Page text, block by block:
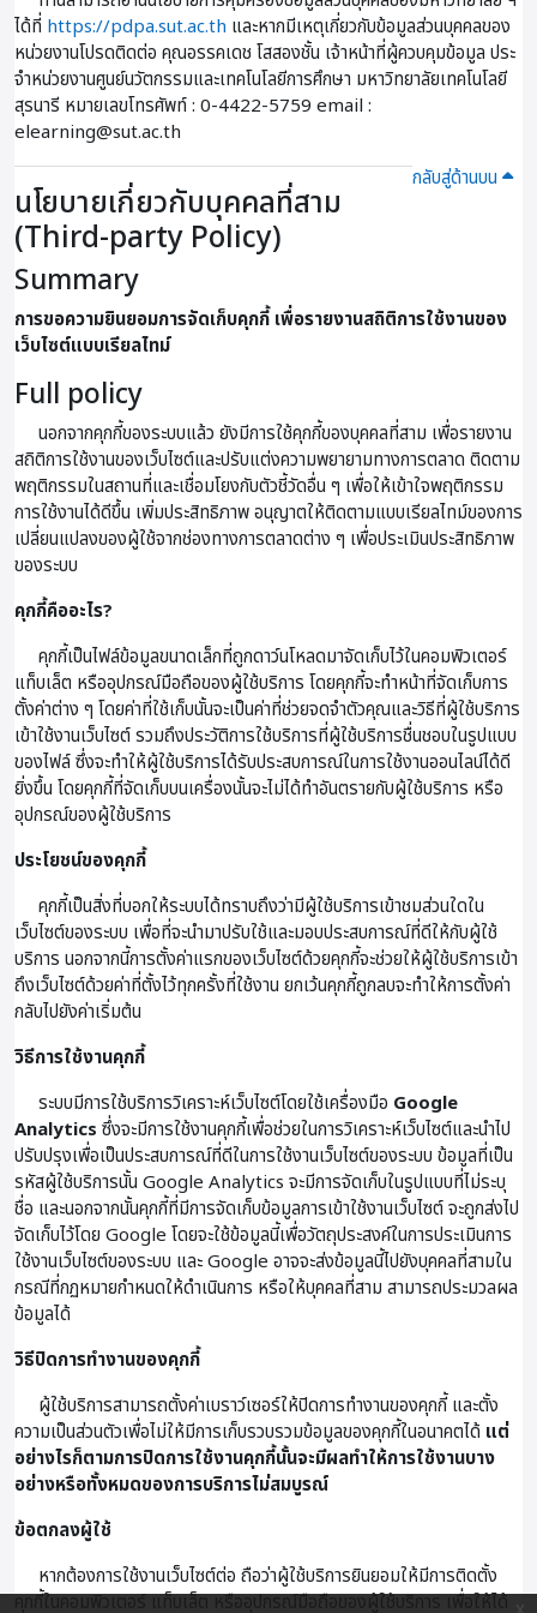
ได้ที่ https://pdpa.sut.ac.th และหากมีเหตุเกี่ยวกับข้อมูลส่วนบุคคลของ
หน่วยงานโปรดติดต่อ คุณอรรคเดช โสสองชั้น เจ้าหน้าที่ผู้ควบคุมข้อมูล ประ
จําหน่วยงานศูนย์นวัตกรรมและเทคโนโลยีการศึกษา มหาวิทยาลัยเทคโนโลยี
สุรนารี หมายเลขโทรศัพท์ : 0-4422-5759 email :
elearning@sut.ac.th
กลับสู่ด้านบน
นโยบายเกี่ยวกับบุคคลที่สาม
(Third-party Policy)
Summary
การขอความยินยอมการจัดเก็บคุกกี้ เพื่อรายงานสถิติการใช้งานของ
เว็บไซต์แบบเรียลไทม์
Full policy
นอกจากคุกกี้ของระบบแล้ว ยังมีการใช้คุกกี้ของบุคคลที่สาม เพื่อรายงาน
สถิติการใช้งานของเว็บไซต์และปรับแต่งความพยายามทางการตลาด ติดตาม
พฤติกรรมในสถานที่และเชื่อมโยงกับตัวชี้วัดอื่น ๆ เพื่อให้เข้าใจพฤติกรรม
การใช้งานได้ดีขึ้น เพิ่มประสิทธิภาพ อนุญาตให้ติดตามแบบเรียลไทม์ของการ
เปลี่ยนแปลงของผู้ใช้จากช่องทางการตลาดต่าง ๆ เพื่อประเมินประสิทธิภาพ
ของระบบ
คุกกี้คืออะไร?
คุกกี้เป็นไฟล์ข้อมูลขนาดเล็กที่ถูกดาว์นโหลดมาจัดเก็บไว้ในคอมพิวเตอร์
แท็บเล็ต หรืออุปกรณ์มือถือของผู้ใช้บริการ โดยคุกกี้จะทำหน้าที่จัดเก็บการ
ตั้งค่าต่าง ๆ โดยค่าที่ใช้เก็บนั้นจะเป็นค่าที่ช่วยจดจำตัวคุณและวิธีที่ผู้ใช้บริการ
เข้าใช้งานเว็บไซต์ รวมถึงประวัติการใช้บริการที่ผู้ใช้บริการชื่นชอบในรูปแบบ
ของไฟล์ ซึ่งจะทำให้ผู้ใช้บริการได้รับประสบการณ์ในการใช้งานออนไลน์ได้ดี
ยิ่งขึ้น โดยคุกกี้ที่จัดเก็บบนเครื่องนั้นจะไม่ได้ทำอันตรายกับผู้ใช้บริการ หรือ
อุปกรณ์ของผู้ใช้บริการ
ประโยชน์ของคุกกี้
คุกกี้เป็นสิ่งที่บอกให้ระบบได้ทราบถึงว่ามีผู้ใช้บริการเข้าชมส่วนใดใน
เว็บไซต์ของระบบ เพื่อที่จะนำมาปรับใช้และมอบประสบการณ์ที่ดีให้กับผู้ใช้
บริการ นอกจากนี้การตั้งค่าแรกของเว็บไซต์ด้วยคุกกี้จะช่วยให้ผู้ใช้บริการเข้า
ถึงเว็บไซต์ด้วยค่าที่ตั้งไว้ทุกครั้งที่ใช้งาน ยกเว้นคุกกี้ถูกลบจะทำให้การตั้งค่า
กลับไปยังค่าเริ่มต้น
วิธีการใช้งานคุกกี้
ระบบมีการใช้บริการวิเคราะห์เว็บไซต์โดยใช้เครื่องมือ Google
Analytics ซึ่งจะมีการใช้งานคุกกี้เพื่อช่วยในการวิเคราะห์เว็บไซต์และนำไป
ปรับปรุงเพื่อเป็นประสบการณ์ที่ดีในการใช้งานเว็บไซต์ของระบบ ข้อมูลที่เป็น
รหัสผู้ใช้บริการนั้น Google Analytics จะมีการจัดเก็บในรูปแบบที่ไม่ระบุ
ชื่อ และนอกจากนั้นคุกกี้ที่มีการจัดเก็บข้อมูลการเข้าใช้งานเว็บไซต์ จะถูกส่งไป
จัดเก็บไว้โดย Google โดยจะใช้ข้อมูลนี้เพื่อวัตถุประสงค์ในการประเมินการ
ใช้งานเว็บไซต์ของระบบ และ Google อาจจะส่งข้อมูลนี้ไปยังบุคคลที่สามใน
กรณีที่กฏหมายกำหนดให้ดำเนินการ หรือให้บุคคลที่สาม สามารถประมวลผล
ข้อมูลได้
วิธีปิดการทำงานของคุกกี้
ผู้ใช้บริการสามารถตั้งค่าเบราว์เซอร์ให้ปิดการทำงานของคุกกี้ และตั้ง
ความเป็นส่วนตัวเพื่อไม่ให้มีการเก็บรวบรวมข้อมูลของคุกกี้ในอนาคตได้ แต่
อย่างไรก็ตามการปิดการใช้งานคุกกี้นั้นจะมีผลทำให้การใช้งานบาง
อย่างหรือทั้งหมดของการบริการไม่สมบูรณ์
ข้อตกลงผู้ใช้
หากต้องการใช้งานเว็บไซต์ต่อ ถือว่าผู้ใช้บริการยินยอมให้มีการติดตั้ง
คุกกี้ในคอมพิวเตอร์ แท็บเล็ต หรืออุปกรณ์มือถือของผู้ใช้บริการ เพื่อให้ได้